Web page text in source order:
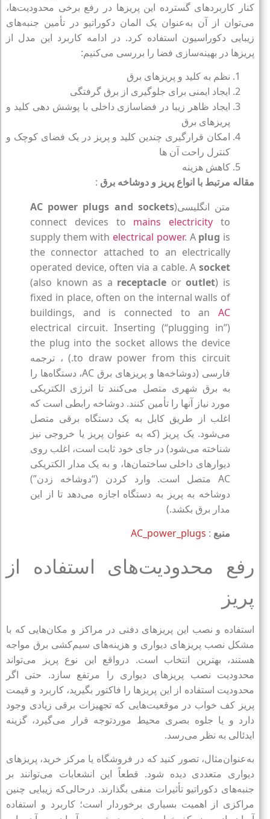
کنار کاربردهای گسترده این پریزها در رفع برخی محدودیت‌ها،
می‌توان از آن به‌عنوان یک المان دکوراتیو در تأمین جنبه‌های
زیبایی دکوراسیون استفاده کرد. در ادامه کاربرد این مدل از
پریزها در بهینه‌سازی فضا را بررسی می‌کنیم:
نظم به کلید و پریزهای برق
ایجاد ایمنی برای جلوگیری از برق گرفتگی
ایجاد ظاهر زیبا در فضاسازی داخلی با پوشش دهی کلید و
پریزهای برق
امکان قرارگیری چندین کلید و پریز در یک فضای کوچک و
کنترل راحت آن ها
کاهش هزینه
مقاله مرتبط با انواع پریز و دوشاخه برق :
متن انگلیسی(AC power plugs and sockets
connect devices to mains electricity to
supply them with electrical power. A plug is
the connector attached to an electrically
operated device, often via a cable. A socket
(also known as a receptacle oroutlet) is
fixed in place, often on the internal walls of
buildings, and is connected to an AC
electrical circuit. Inserting (“plugging in”)
the plug into the socket allows the device
to draw power from this circuit.) ، ترجمه
فارسی (دوشاخه‌ها و پریزهای برق AC، دستگاه‌ها را
به برق شهری متصل می‌کنند تا انرژی الکتریکی
مورد نیاز آنها را تأمین کنند. دوشاخه رابطی است که
اغلب از طریق کابل به یک دستگاه برقی متصل
می‌شود. یک پریز (که به عنوان پریز یا خروجی نیز
شناخته می‌شود) در جای خود ثابت است، اغلب روی
دیوارهای داخلی ساختمان‌ها، و به یک مدار الکتریکی
AC متصل است. وارد کردن (“دوشاخه زدن”)
دوشاخه به پریز به دستگاه اجازه می‌دهد تا از این
مدار برق بکشد.)
منبع :
AC_power_plugs
رفع محدودیت‌های استفاده از
پریز
استفاده و نصب این پریزهای دفنی در مراکز و مکان‌هایی که با
مشکل نصب پریزهای دیواری و هزینه‌های سیم‌کشی برق مواجه
هستند، بهترین انتخاب است. درواقع این نوع پریز می‌تواند
محدودیت نصب پریزهای دیواری را مرتفع سازد. حتی اگر
محدودیت استفاده از این پریزها را فاکتور بگیرید، کاربرد و قیمت
پریز کف خواب در موقعیت‌هایی که تجهیزات برقی زیادی وجود
دارد و یا جلوه بصری محیط موردتوجه قرار می‌گیرد، گزینه
ایدئالی به نظر می‌رسد.
به‌عنوان‌مثال، تصور کنید که در فروشگاه یا مرکز خرید، پریزهای
دیواری متعددی دیده شود. قطعاً این انشعابات می‌توانند بر
جنبه‌های دکوراتیو تأثیرات منفی بگذارند. درحالی‌که زیبایی چنین
مراکزی از اهمیت بسیاری برخوردار است‌؛ کاربرد و استفاده